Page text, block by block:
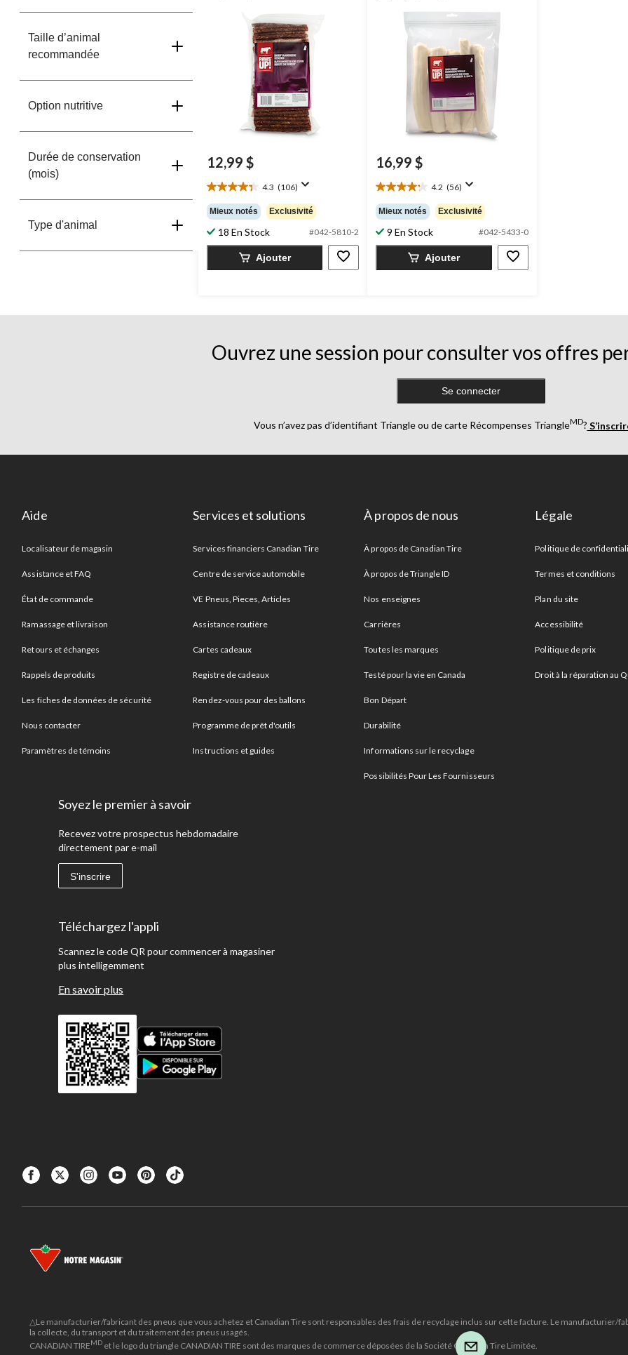
Taille d’animal
recommandée
Option nutritive
Durée de conservation
(mois)
Type d'animal
12,99 $
4.3 (106)
4.3
étoile(s)
sur
5.
106
évaluations
Mieux notés Exclusivité
18 En Stock #042-5810-2
Ajouter
16,99 $
4.2 (56)
4.2
étoile(s)
sur
5.
56
évaluations
Mieux notés Exclusivité
9 En Stock #042-5433-0
Ajouter
Ouvrez une session pour consulter vos offres
Se connecter
Vous n’avez pas d’identifiant Triangle ou de carte Récompenses TriangleMD?
Aide
Localisateur de magasin
Assistance et FAQ
État de commande
Ramassage et livraison
Retours et échanges
Rappels de produits
Les fiches de données de sécurité
Nous contacter
Paramètres de témoins
Services et solutions
Services financiers Canadian Tire
Centre de service automobile
VE Pneus, Pieces, Articles
Assistance routière
Cartes cadeaux
Registre de cadeaux
Rendez-vous pour des ballons
Programme de prêt d'outils
Instructions et guides
À propos de nous
À propos de Canadian Tire
À propos de Triangle ID
Nos enseignes
Carrières
Toutes les marques
Testé pour la vie en Canada
Bon Départ
Durabilité
Informations sur le recyclage
Possibilités Pour Les Fournisseurs
Légale
Politique de
Termes et conditions
Plan du site
Accessibilité
Politique de prix
Droit à la réparation au
Soyez le premier à savoir
Recevez votre prospectus hebdomadaire
directement par e-mail
S'inscrire
Téléchargez l'appli
Scannez le code QR pour commencer à magasiner
plus intelligemment
En savoir plus
△Le manufacturier/fabricant des pneus que vous achetez et Canadian Tire sont responsables des frais de recyclage inclus sur cette facture. Le manufacturier/
la collecte, du transport et du traitement des pneus usagés.
CANADIAN TIREMD et le logo du triangle CANADIAN TIRE sont des marques de commerce déposées de la Société Canadian Tire Limitée.